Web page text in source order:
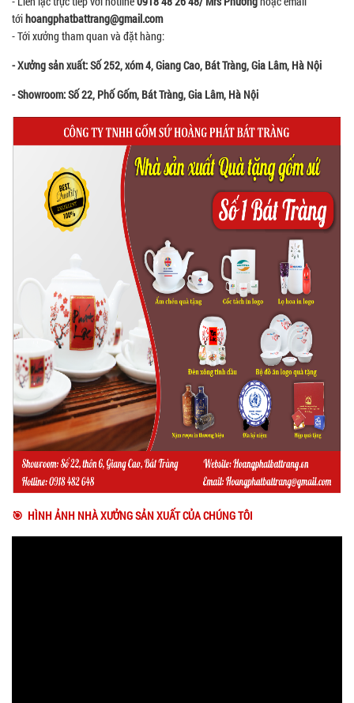
tới hoangphatbattrang@gmail.com
- Tới xưởng tham quan và đặt hàng:
- Xưởng sản xuất: Số 252, xóm 4, Giang Cao, Bát Tràng, Gia Lâm, Hà Nội
- Showroom: Số 22, Phố Gốm, Bát Tràng, Gia Lâm, Hà Nội
🎯 HÌNH ẢNH NHÀ XƯỞNG SẢN XUẤT CỦA CHÚNG TÔI